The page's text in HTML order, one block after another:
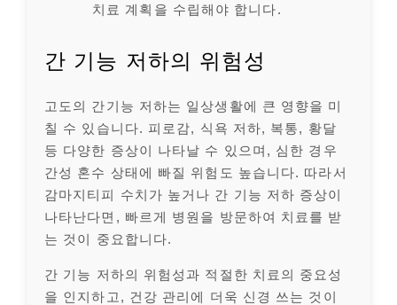
치료 계획을 수립해야 합니다.
간 기능 저하의 위험성
고도의 간기능 저하는 일상생활에 큰 영향을 미
칠 수 있습니다. 피로감, 식욕 저하, 복통, 황달
등 다양한 증상이 나타날 수 있으며, 심한 경우
간성 혼수 상태에 빠질 위험도 높습니다. 따라서
감마지티피 수치가 높거나 간 기능 저하 증상이
나타난다면, 빠르게 병원을 방문하여 치료를 받
는 것이 중요합니다.
간 기능 저하의 위험성과 적절한 치료의 중요성
을 인지하고, 건강 관리에 더욱 신경 쓰는 것이